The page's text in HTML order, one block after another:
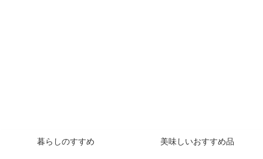
暮らしのすすめ 美味しいおすすめ品